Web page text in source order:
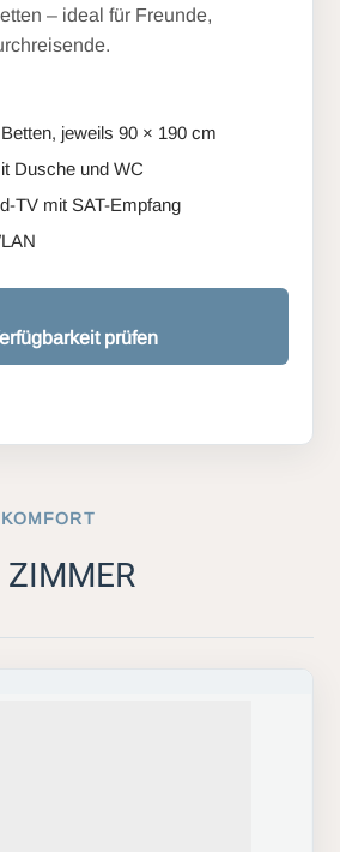
– ideal für Freunde,
jeweils 90 × 190 cm
Dusche und WC
TV mit SAT-Empfang
prüfen
ZIMMER